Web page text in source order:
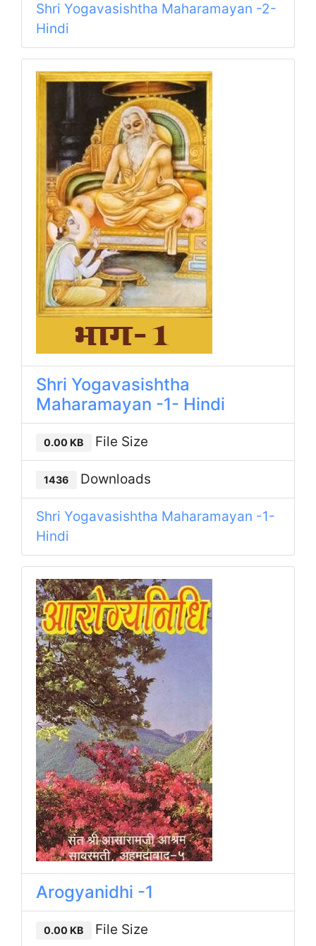
Shri Yogavasishtha Maharamayan -2-
Hindi
Shri Yogavasishtha
Maharamayan -1- Hindi
0.00 KB File Size
1436 Downloads
Shri Yogavasishtha Maharamayan -1-
Hindi
Arogyanidhi -1
0.00 KB File Size